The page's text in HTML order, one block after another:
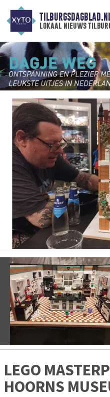
lokaal nieuws tilburg
Vorige
LEGO
HOORNS